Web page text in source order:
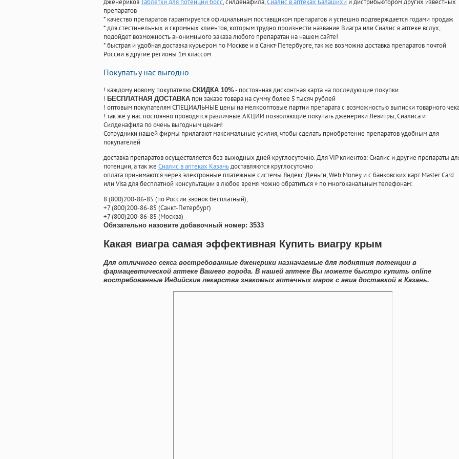
дженериков Таблетки для потенции босс, силденафила,Сиалис в аптеках Балашихи и дистрибьютором других известных
препаратов
* качество препаратов гарантируется официальным поставщиком препаратов и успешно подтверждается годами продаж
* для стестинельных и скромных клиентов, которым трудно произнести название Виагра или Сиалис в аптеке вслух,
подойдет возможность анонимныого заказа любого препаратан на нашем сайте!
* быстрая и удобная доставка курьером по Москве и в Санкт-Петербурге, так же возможна доставка препаратов почтой
России в другие регионы 1м классом
Покупать у нас выгодно
! каждому новому покупателю СКИДКА 10%- постоянная дисконтная карта на последующие покупки
! БЕСПЛАТНАЯ ДОСТАВКА при заказе товара на сумму более 5 тысяч рублей
! оптовым покупателям СПЕЦИАЛЬНЫЕ цены на мелкооптовые партии препарата с возможностью выписки товарного
! так же у нас постоянно проводятся различные АКЦИИ позволяющие покупать дженерики Левитры, Сиалиса и
Силденафила по очень выгодным ценам!
Cотрудники нашей фирмы прилагают максимальные усилия, чтобы сделать приобретение препаратов удобным для
покупателей
доставка препаратов осуществляется без выходных дней круглосуточно. Для VIP клиентов: Сиалис и другие препараты
потенции, а так же Сиалис в аптеках Казаньдоставляются круглосуточно
оплата принимаются через электронные платежные системы Яндекс Деньги, Web Money и с банковских карт Master Card
или Visa для бесплатной консультации в любое время можно обратиться» по многоканальным телефонам:
8(800)200-86-85 (по России звонок бесплатный),
+7(800)200-86-85 (Санкт-Петербург)
+7(800)200-86-85 (Москва)
Обязательно назовите добавочный номер: 3533
Какая виагра самая эффективная Купить виагру крым
Для отличного секса востребованные дженерики назначаемые для поднятия потенции в
фармацевтической аптеке Вашего города. В нашей аптеке Вы можете быстро купить online
востребованные Индийские лекарства знакомых аптечных марок с авиа доставкой в Казань.